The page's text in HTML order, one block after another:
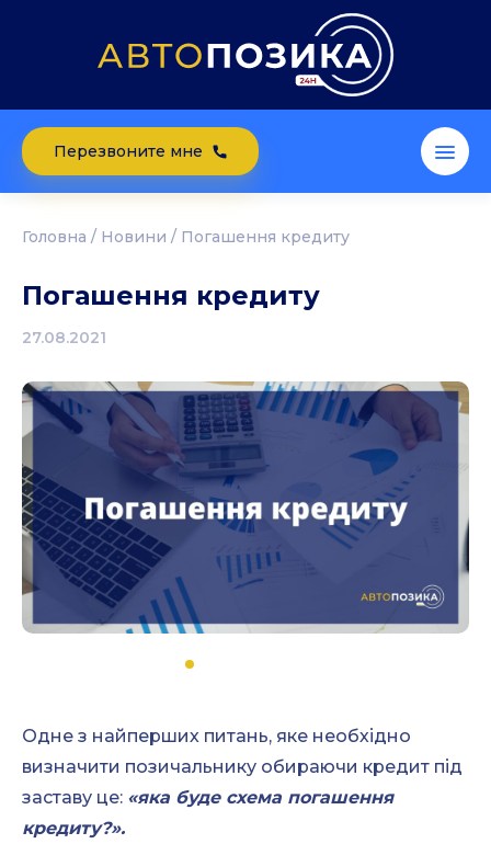
Перезвоните мне
Головна / Новини / Погашення кредиту
Погашення кредиту
27.08.2021
Одне з найперших питань, яке необхідно
визначити позичальнику обираючи кредит під
заставу це: «яка буде схема погашення
кредиту?».